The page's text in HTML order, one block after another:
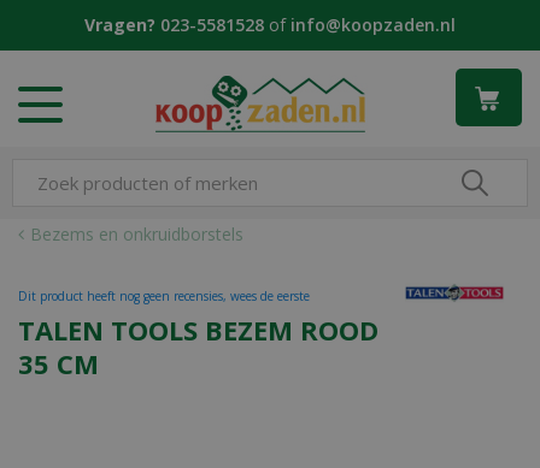
Bezems en onkruidborstels
Vragen? 023-5581528 of info@koopzaden.nl
TALEN TOOLS BEZEM ROOD
35 CM
Dit product heeft nog geen recensies, wees de eerste